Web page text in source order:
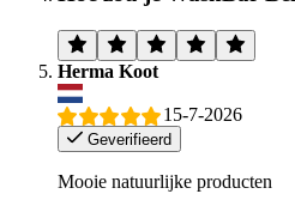
Herma Koot
15-7-2026
Geverifieerd
Mooie natuurlijke producten